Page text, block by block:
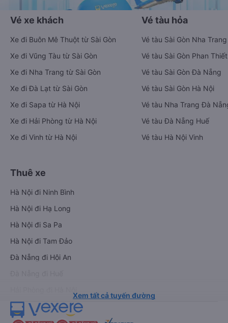
Vé xe khách
Xe đi Buôn Mê Thuột từ Sài Gòn
Xe đi Vũng Tàu từ Sài Gòn
Xe đi Nha Trang từ Sài Gòn
Xe đi Đà Lạt từ Sài Gòn
Xe đi Sapa từ Hà Nội
Xe đi Hải Phòng từ Hà Nội
Xe đi Vinh từ Hà Nội
Vé tàu hỏa
Vé tàu Sài Gòn Nha Trang
Vé tàu Sài Gòn Phan Thiết
Vé tàu Sài Gòn Đà Nẵng
Vé tàu Sài Gòn Hà Nội
Vé tàu Nha Trang Đà
Vé tàu Đà Nẵng Huế
Vé tàu Hà Nội Vinh
Thuê xe
Hà Nội đi Ninh Bình
Hà Nội đi Hạ Long
Hà Nội đi Sa Pa
Hà Nội đi Tam Đảo
Đà Nẵng đi Hội An
Xem tất cả tuyến đường